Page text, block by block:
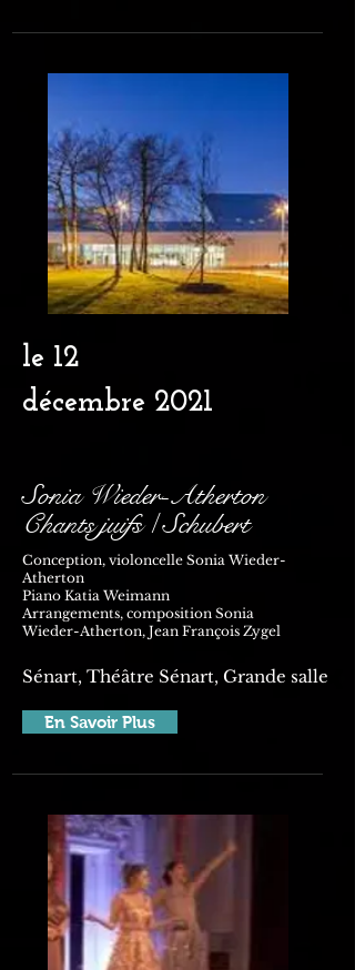
le 12
décembre 2021
Sonia Wieder-Atherton
Chants juifs / Schubert
Conception, violoncelle Sonia Wieder-
Atherton
Piano Katia Weimann
Arrangements, composition Sonia
Wieder-Atherton, Jean François Zygel
Sénart, Théâtre Sénart, Grande salle
En Savoir Plus